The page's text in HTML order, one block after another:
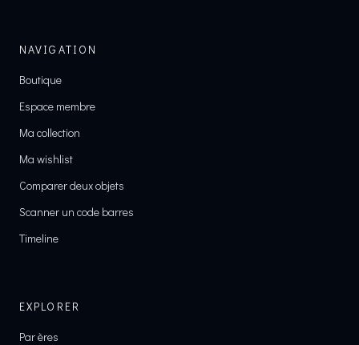
NAVIGATION
Boutique
Espace membre
Ma collection
Ma wishlist
Comparer deux objets
Scanner un code barres
Timeline
EXPLORER
Par ères